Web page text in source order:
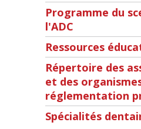
Programme du
l'ADC
Ressources
Répertoire des
et des
réglementation
Spécialités